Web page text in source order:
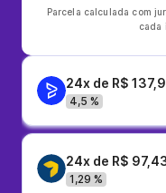
Parcela calculada com
cada
24x de R$
4,5 %
24x de R$
1,29 %